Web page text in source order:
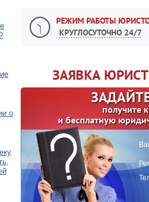
РЕЖИМ РАБОТЫ
КРУГЛОСУТОЧНО 24/7
ЗАЯВКА
получите
и бесплатную
о